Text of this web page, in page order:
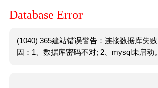
Database Error
(1040) 365建站错误警告：连接数据库失
因：1、数据库密码不对; 2、mysql未启动。